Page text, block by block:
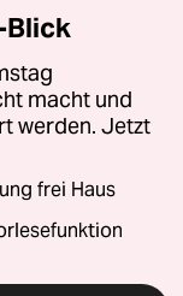
Blick
macht und
werden. Jetzt
frei Haus